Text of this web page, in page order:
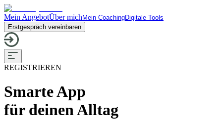
Mein AngebotÜber mich Mein CoachingDigitale Tools
Erstgespräch vereinbaren
REGISTRIEREN
Smarte App
für deinen Alltag